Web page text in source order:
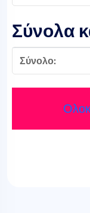
Σύνολα